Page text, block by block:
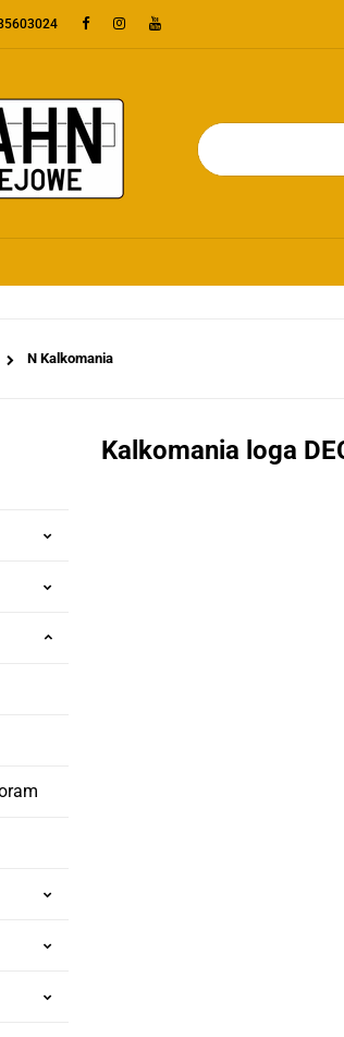
KATEGORIE PROMOCJE
N Kalkomania
Kalkomania loga